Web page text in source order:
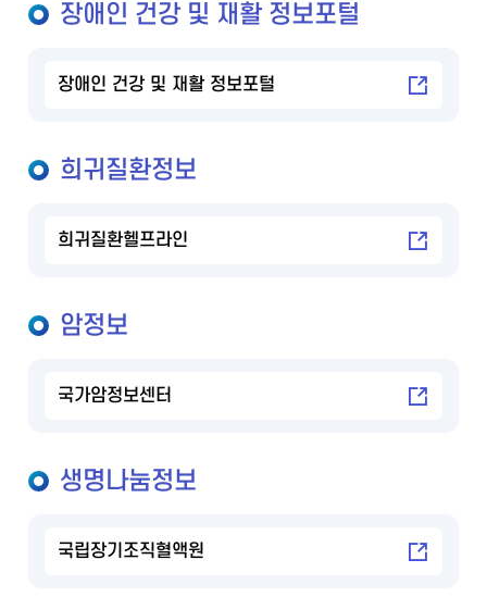
장애인 건강 및 재활 정보포털
장애인 건강 및 재활 정보포털
희귀질환정보
희귀질환헬프라인
암정보
국가암정보센터
생명나눔정보
국립장기조직혈액원